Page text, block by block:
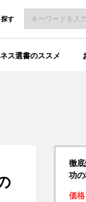
す
ス選書のススメ
徹
功の
価格